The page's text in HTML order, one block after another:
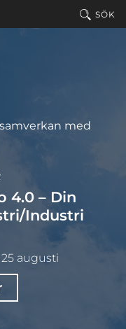
SÖK
med
4.0 – Din
Industri
augusti